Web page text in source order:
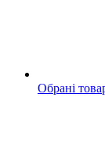
Обрані